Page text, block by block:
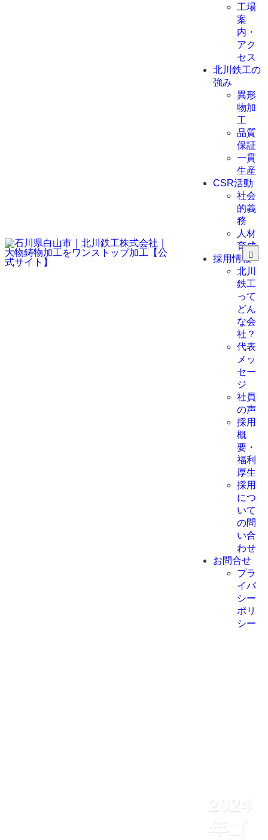
工場
案
内・
アク
セス
北川鉄工の
強み
異形
物加
工
品質
保証
一貫
生産
CSR活動
社会
的義
務
人材
育成
採用情報
北川
鉄工
って
どん
な会
社？
代表
メッ
セー
ジ
社員
の声
採用
概
要・
福利
厚生
採用
につ
いて
の問
い合
わせ
お問合せ
プラ
イバ
シー
ポリ
シー
2024
年ゴ